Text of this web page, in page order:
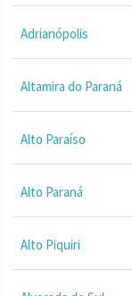
Adrianópolis
Altamira do Paraná
Alto Paraíso
Alto Paraná
Alto Piquiri